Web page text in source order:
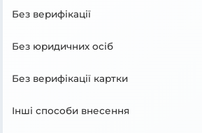
Без верифікації
Без юридичних осіб
Без верифікації картки
Інші способи внесення